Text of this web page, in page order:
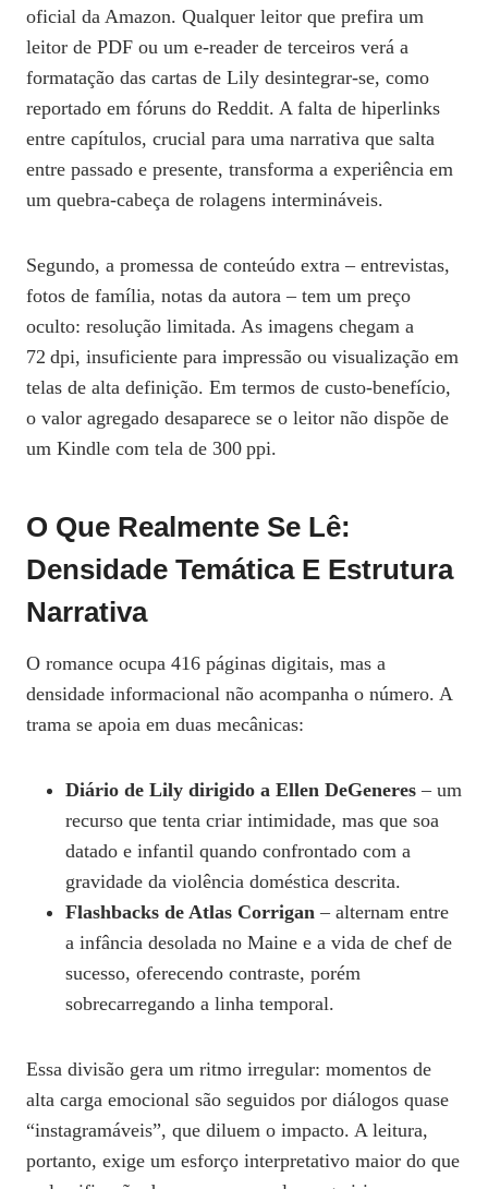
oficial da Amazon. Qualquer leitor que prefira um
leitor de PDF ou um e‑reader de terceiros verá a
formatação das cartas de Lily desintegrar‑se, como
reportado em fóruns do Reddit. A falta de hiperlinks
entre capítulos, crucial para uma narrativa que salta
entre passado e presente, transforma a experiência em
um quebra‑cabeça de rolagens intermináveis.
Segundo, a promessa de conteúdo extra – entrevistas,
fotos de família, notas da autora – tem um preço
oculto: resolução limitada. As imagens chegam a
72 dpi, insuficiente para impressão ou visualização em
telas de alta definição. Em termos de custo‑benefício,
o valor agregado desaparece se o leitor não dispõe de
um Kindle com tela de 300 ppi.
O Que Realmente Se Lê:
Densidade Temática E Estrutura
Narrativa
O romance ocupa 416 páginas digitais, mas a
densidade informacional não acompanha o número. A
trama se apoia em duas mecânicas:
Diário de Lily dirigido a Ellen DeGeneres – um
recurso que tenta criar intimidade, mas que soa
datado e infantil quando confrontado com a
gravidade da violência doméstica descrita.
Flashbacks de Atlas Corrigan – alternam entre
a infância desolada no Maine e a vida de chef de
sucesso, oferecendo contraste, porém
sobrecarregando a linha temporal.
Essa divisão gera um ritmo irregular: momentos de
alta carga emocional são seguidos por diálogos quase
“instagramáveis”, que diluem o impacto. A leitura,
portanto, exige um esforço interpretativo maior do que